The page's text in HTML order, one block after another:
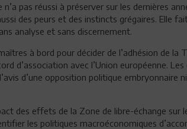
pas réussi à préserver sur les dernières
des peurs et des instincts grégaires. Elle
analyse et sans discernement.
à bord pour décider de l’adhésion de la
d’association avec l’Union européenne.
d’une opposition politique embryonnaire
des effets de la Zone de libre-échange sur
les politiques macroéconomiques